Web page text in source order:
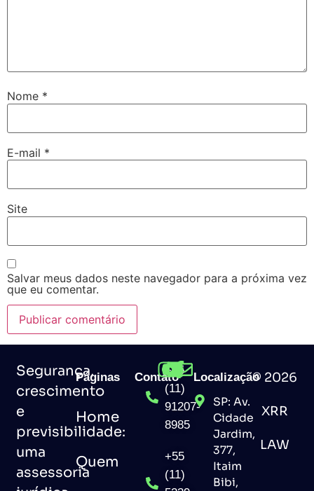
Nome *
E-mail *
Site
Salvar meus dados neste navegador para a próxima vez
que eu comentar.
Segurança,
crescimento
e
previsibilidade:
uma
assessoria
Páginas
Home
Quem
Contato
+55
(11)
91207-
8985
+55
(11)
Localização
SP: Av.
Cidade
Jardim,
377,
Itaim
Bibi,
© 2026
XRR
LAW